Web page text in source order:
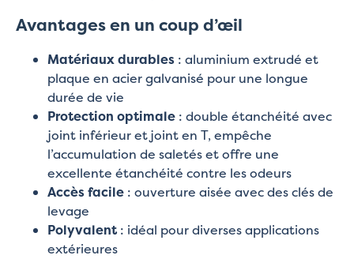
Avantages en un coup d’œil
Matériaux durables : aluminium extrudé et
plaque en acier galvanisé pour une longue
durée de vie
Protection optimale : double étanchéité avec
joint inférieur et joint en T, empêche
l’accumulation de saletés et offre une
excellente étanchéité contre les odeurs
Accès facile : ouverture aisée avec des clés de
levage
Polyvalent: idéal pour diverses applications
extérieures